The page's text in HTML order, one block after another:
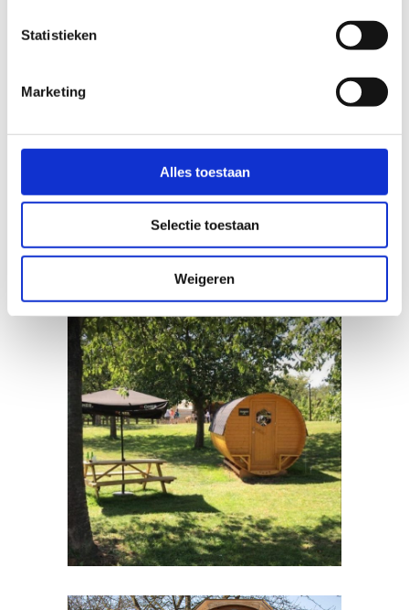
Statistieken
Marketing
Alles toestaan
Selectie toestaan
Weigeren